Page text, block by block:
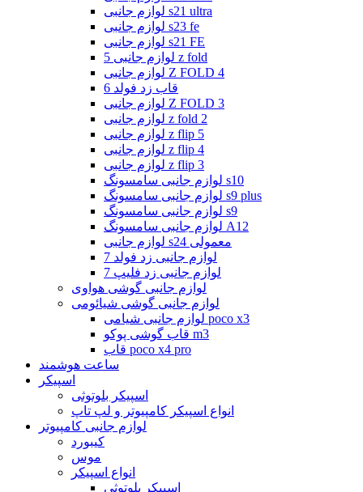
لوازم جانبی s21 ultra
لوازم جانبی s23 fe
لوازم جانبی s21 FE
لوازم جانبی 5 z fold
لوازم جانبی Z FOLD 4
قاب زد فولد 6
لوازم جانبی Z FOLD 3
لوازم جانبی z fold 2
لوازم جانبی z flip 5
لوازم جانبی z flip 4
لوازم جانبی z flip 3
لوازم جانبی سامسونگ s10
لوازم جانبی سامسونگ s9 plus
لوازم جانبی سامسونگ s9
لوازم جانبی سامسونگ A12
لوازم جانبی s24 معمولی
لوازم جانبی زد فولد 7
لوازم جانبی زد فلیپ 7
لوازم جانبی گوشی هواوی
لوازم جانبی گوشی شیائومی
لوازم جانبی شیامی poco x3
قاب گوشی پوکو m3
قاب poco x4 pro
ساعت هوشمند
اسپیکر
اسپیکر بلوتوثی
انواع اسپیکر کامپیوتر و لپ تاپ
لوازم جانبی کامپیوتر
کیبورد
موس
انواع اسپیکر
اسپیکر بلوتوثی